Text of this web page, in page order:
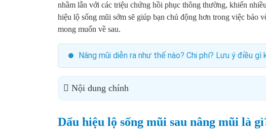
nhầm lẫn với các triệu chứng hồi phục thông thường, khiến
hiệu lộ sống mũi sớm sẽ giúp bạn chủ động hơn trong việc bảo
mong muốn về sau.
Nâng mũi diễn ra như thế nào? Chi phí? Lưu ý điều gì
Nội dung chính
Dấu hiệu lộ sống mũi sau nâng mũi là